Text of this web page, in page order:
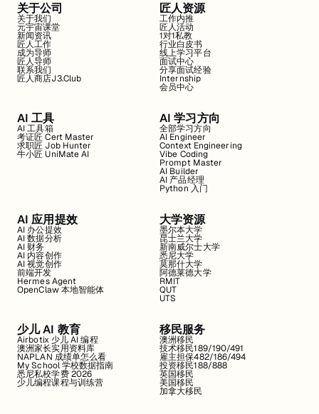
关于公司
关于我们
元宇宙课堂
新闻资讯
匠人工作
成为导师
匠人导师
联系我们
匠人商店J3.Club
匠人资源
工作内推
匠人活动
1对1私教
行业白皮书
线上学习平台
面试中心
分享面试经验
Internship
会员中心
AI 工具
AI 工具箱
考证匠 Cert Master
求职匠 Job Hunter
牛小匠 UniMate AI
AI 学习方向
全部学习方向
AI Engineer
Context Engineering
Vibe Coding
Prompt Master
AI Builder
AI 产品经理
Python 入门
AI 应用提效
AI 办公提效
AI 数据分析
AI 财务
AI 内容创作
AI 视觉创作
前端开发
Hermes Agent
OpenClaw 本地智能体
大学资源
墨尔本大学
昆士兰大学
新南威尔士大学
悉尼大学
莫那什大学
阿德莱德大学
RMIT
QUT
UTS
少儿 AI 教育
Airbotix 少儿 AI 编程
澳洲家长实用资料库
NAPLAN 成绩单怎么看
My School 学校数据指南
悉尼私校学费 2026
少儿编程课程与训练营
移民服务
澳洲移民
技术移民189/190/491
雇主担保482/186/494
投资移民188/888
英国移民
美国移民
加拿大移民